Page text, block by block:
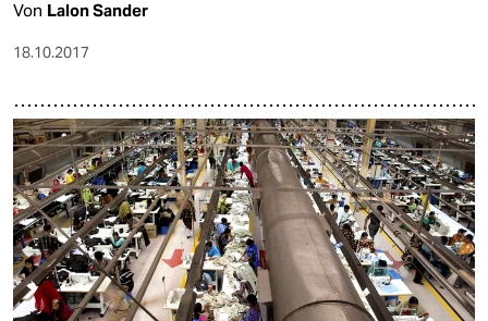
Von Lalon Sander
18.10.2017